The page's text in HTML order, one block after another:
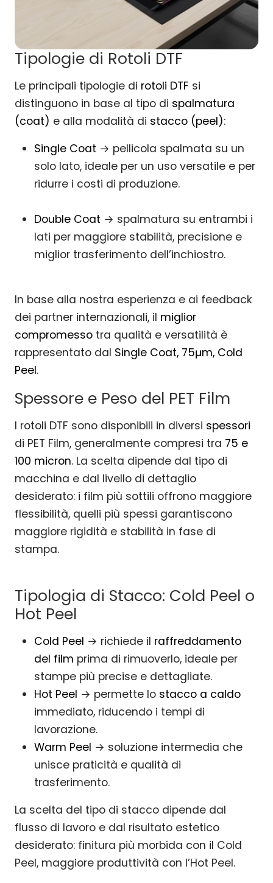
Tipologie di Rotoli DTF
Le principali tipologie di rotoli DTF si
distinguono in base al tipo di spalmatura
(coat) e alla modalità di stacco (peel):
Single Coat → pellicola spalmata su un
solo lato, ideale per un uso versatile e per
ridurre i costi di produzione.
Double Coat → spalmatura su entrambi i
lati per maggiore stabilità, precisione e
miglior trasferimento dell’inchiostro.
In base alla nostra esperienza e ai feedback
dei partner internazionali, il miglior
compromesso tra qualità e versatilità è
rappresentato dal Single Coat, 75μm, Cold
Peel.
Spessore e Peso del PET Film
I rotoli DTF sono disponibili in diversi spessori
di PET Film, generalmente compresi tra 75 e
100 micron. La scelta dipende dal tipo di
macchina e dal livello di dettaglio
desiderato: i film più sottili offrono maggiore
flessibilità, quelli più spessi garantiscono
maggiore rigidità e stabilità in fase di
stampa.
Tipologia di Stacco: Cold Peel o
Hot Peel
Cold Peel → richiede il raffreddamento
del film prima di rimuoverlo, ideale per
stampe più precise e dettagliate.
Hot Peel → permette lo stacco a caldo
immediato, riducendo i tempi di
lavorazione.
Warm Peel → soluzione intermedia che
unisce praticità e qualità di
trasferimento.
La scelta del tipo di stacco dipende dal
flusso di lavoro e dal risultato estetico
desiderato: finitura più morbida con il Cold
Peel, maggiore produttività con l’Hot Peel.